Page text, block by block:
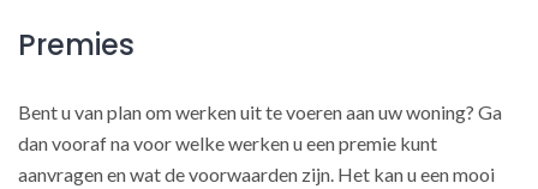
Premies
Bent u van plan om werken uit te voeren aan uw woning? Ga
dan vooraf na voor welke werken u een premie kunt
aanvragen en wat de voorwaarden zijn. Het kan u een mooi